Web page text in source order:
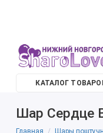
КАТАЛОГ
Шар Сердце
Главная Шары